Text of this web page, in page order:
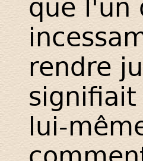
que l'un
rendre
signifiait
lui-